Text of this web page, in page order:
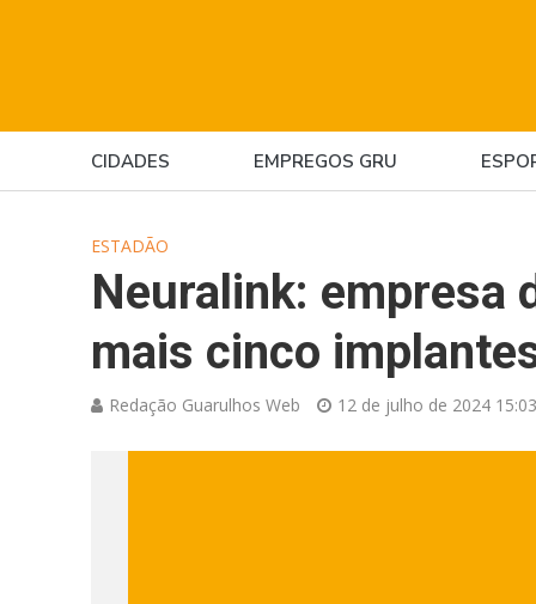
CIDADES EMPREGOS GRU
ESTADÃO
Neuralink: empresa
mais cinco
Redação Guarulhos Web 12 de julho de 2024 15:03